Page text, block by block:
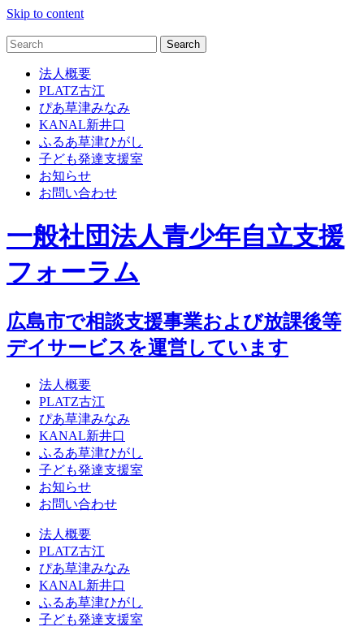
Skip to content
法人概要
PLATZ古江
ぴあ草津みなみ
KANAL新井口
ふるあ草津ひがし
子ども発達支援室
お知らせ
お問い合わせ
一般社団法人青少年自立支援
フォーラム
広島市で相談支援事業および放課後等
デイサービスを運営しています
法人概要
PLATZ古江
ぴあ草津みなみ
KANAL新井口
ふるあ草津ひがし
子ども発達支援室
お知らせ
お問い合わせ
法人概要
PLATZ古江
ぴあ草津みなみ
KANAL新井口
ふるあ草津ひがし
子ども発達支援室